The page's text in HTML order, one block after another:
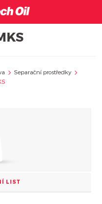
Separační prostředky
LIST